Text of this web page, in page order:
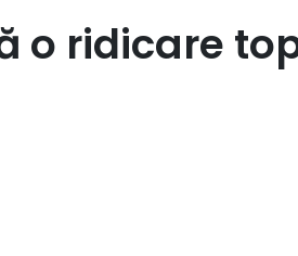
o ridicare